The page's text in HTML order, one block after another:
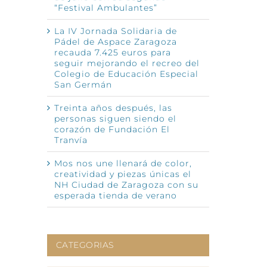
“Festival Ambulantes”
La IV Jornada Solidaria de
Pádel de Aspace Zaragoza
recauda 7.425 euros para
seguir mejorando el recreo del
Colegio de Educación Especial
San Germán
Treinta años después, las
personas siguen siendo el
corazón de Fundación El
Tranvía
Mos nos une llenará de color,
creatividad y piezas únicas el
NH Ciudad de Zaragoza con su
esperada tienda de verano
CATEGORIAS